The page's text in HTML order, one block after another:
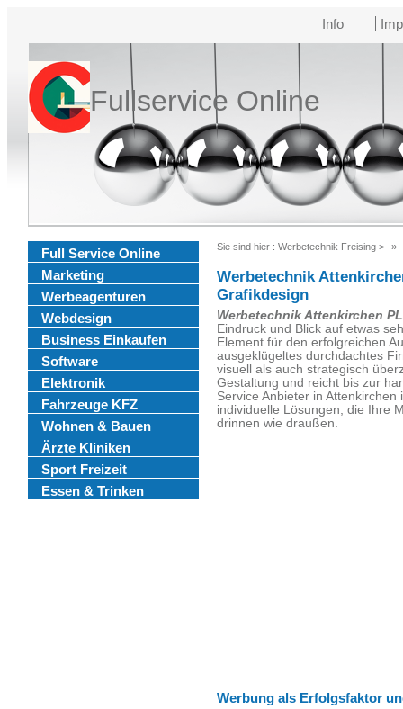
Info
Fullservice Online
Full Service Online
Marketing
Werbeagenturen
Webdesign
Business Einkaufen
Software
Elektronik
Fahrzeuge KFZ
Wohnen & Bauen
Ärzte Kliniken
Sport Freizeit
Essen & Trinken
Sie sind hier : Werbetechnik Freising >
Werbetechnik
Grafikdesign
Werbetechnik Attenkirchen
Eindruck und Blick auf etwas
Element für den erfolgreichen
ausgeklügeltes durchdachtes
visuell als auch strategisch
Gestaltung und reicht bis zur
Service Anbieter in
individuelle Lösungen, die Ihre
drinnen wie draußen.
Werbung als Erfolgsfaktor